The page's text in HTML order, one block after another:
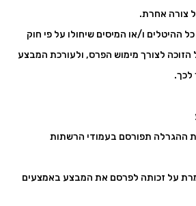
צורה אחרת.
כל ההיטלים ו/או המיסים שיחולו על פי חוק
לצורך מימוש הפרס, ולעורכת המבצע
לכך.
ההגרלה תפורסם בעמודי הרשתות
על זכותה לפרסם את המבצע באמצעים